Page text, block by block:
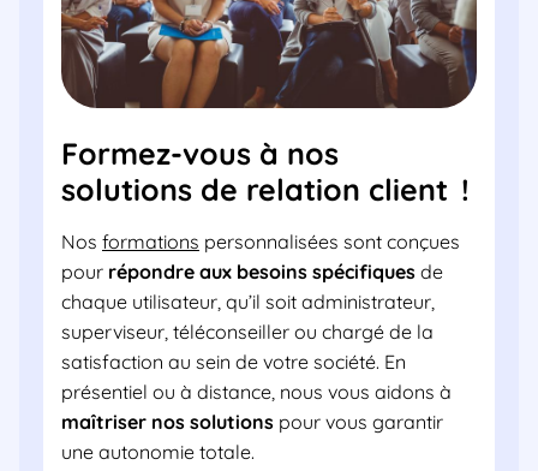
Formez-vous à nos
solutions de relation client !
Nos formations personnalisées sont conçues
pour répondre aux besoins spécifiques de
chaque utilisateur, qu’il soit administrateur,
superviseur, téléconseiller ou chargé de la
satisfaction au sein de votre société. En
présentiel ou à distance, nous vous aidons à
maîtriser nos solutions pour vous garantir
une autonomie totale.